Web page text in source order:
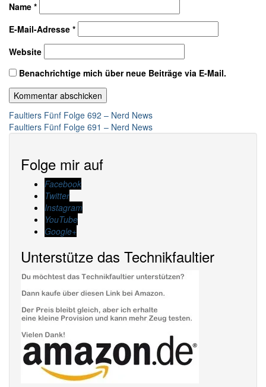
Name *
E-Mail-Adresse *
Website
Benachrichtige mich über neue Beiträge via E-Mail.
Beitragsnavigation
Faultiers Fünf Folge 692 – Nerd News
Faultiers Fünf Folge 691 – Nerd News
Folge mir auf
Facebook
Twitter
Instagram
YouTube
Google+
Unterstütze das Technikfaultier